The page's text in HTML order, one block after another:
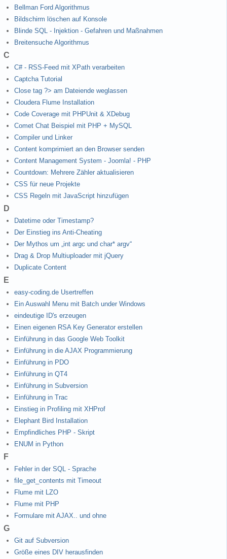
Bellman Ford Algorithmus
Bildschirm löschen auf Konsole
Blinde SQL - Injektion - Gefahren und Maßnahmen
Breitensuche Algorithmus
C
C# - RSS-Feed mit XPath verarbeiten
Captcha Tutorial
Close tag ?> am Dateiende weglassen
Cloudera Flume Installation
Code Coverage mit PHPUnit & XDebug
Comet Chat Beispiel mit PHP + MySQL
Compiler und Linker
Content komprimiert an den Browser senden
Content Management System - Joomla! - PHP
Countdown: Mehrere Zähler aktualisieren
CSS für neue Projekte
CSS Regeln mit JavaScript hinzufügen
D
Datetime oder Timestamp?
Der Einstieg ins Anti-Cheating
Der Mythos um „int argc und char* argv“
Drag & Drop Multiuploader mit jQuery
Duplicate Content
E
easy-coding.de Usertreffen
Ein Auswahl Menu mit Batch under Windows
eindeutige ID's erzeugen
Einen eigenen RSA Key Generator erstellen
Einführung in das Google Web Toolkit
Einführung in die AJAX Programmierung
Einführung in PDO
Einführung in QT4
Einführung in Subversion
Einführung in Trac
Einstieg in Profiling mit XHProf
Elephant Bird Installation
Empfindliches PHP - Skript
ENUM in Python
F
Fehler in der SQL - Sprache
file_get_contents mit Timeout
Flume mit LZO
Flume mit PHP
Formulare mit AJAX.. und ohne
G
Git auf Subversion
Größe eines DIV herausfinden